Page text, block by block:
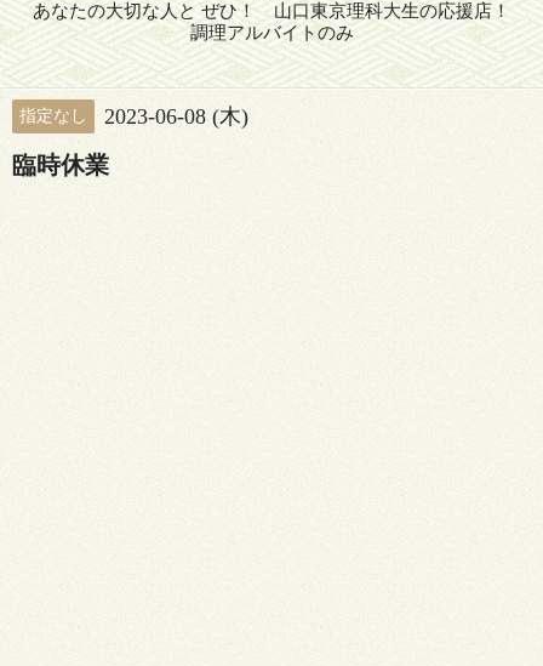
あなたの大切な人と ぜひ！ 山口東京理科大生の応援店！
調理アルバイトのみ
指定なし 2023-06-08 (木)
臨時休業